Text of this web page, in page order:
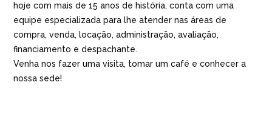
hoje com mais de 15 anos de história, conta com uma
equipe especializada para lhe atender nas áreas de
compra, venda, locação, administração, avaliação,
financiamento e despachante.
Venha nos fazer uma visita, tomar um café e conhecer a
nossa sede!